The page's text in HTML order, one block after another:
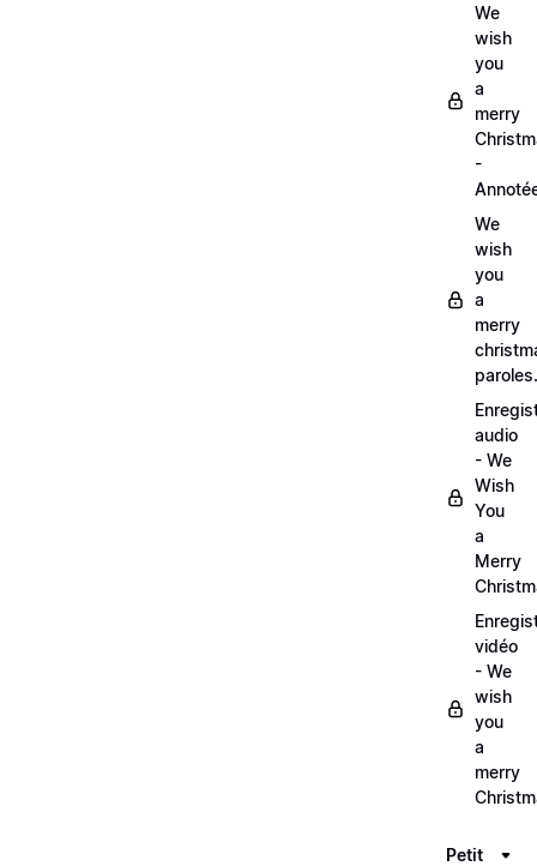
We
wish
you
a
merry
-
We
wish
you
a
merry
audio
- We
Wish
You
a
Merry
vidéo
- We
wish
you
a
merry
Petit